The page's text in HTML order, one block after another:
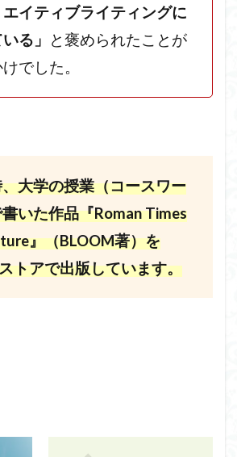
エイティブライティングに
る」 と褒められたことが
でした。
大学の授業（コースワー
いた作品『Roman Times
』（BLOOM著）を
トアで出版しています。